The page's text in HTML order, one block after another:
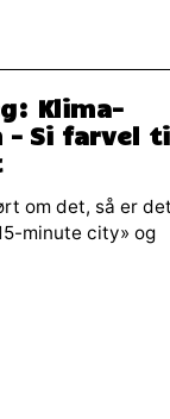
Klima-
– Si farvel
om det, så er
minute city» og